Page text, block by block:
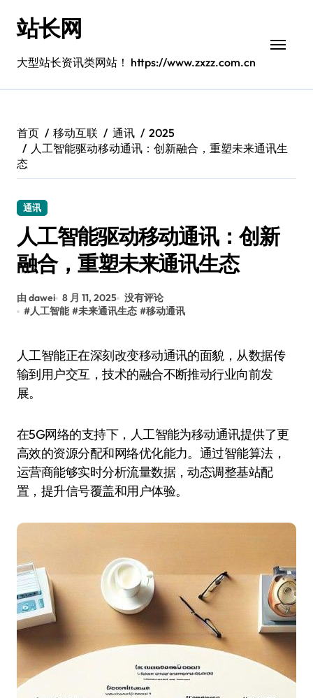
站长网
大型站长资讯类网站！ https://www.zxzz.com.cn
首页 移动互联 通讯
2025
人工智能驱动移动通讯：创新融合，重塑未来通讯生
态
通讯
人工智能驱动移动通讯：创新
融合，重塑未来通讯生态
由 dawei 8 月 11, 2025 没有评论
#人工智能 #未来通讯生态 #移动通讯
人工智能正在深刻改变移动通讯的面貌，从数据传
输到用户交互，技术的融合不断推动行业向前发
展。
在5G网络的支持下，人工智能为移动通讯提供了更
高效的资源分配和网络优化能力。通过智能算法，
运营商能够实时分析流量数据，动态调整基站配
置，提升信号覆盖和用户体验。